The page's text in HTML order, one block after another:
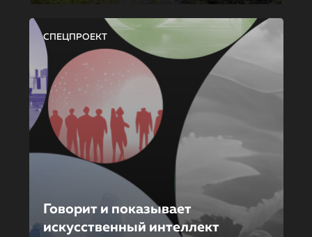
СПЕЦПРОЕКТ
Говорит и показывает
искусственный интеллект